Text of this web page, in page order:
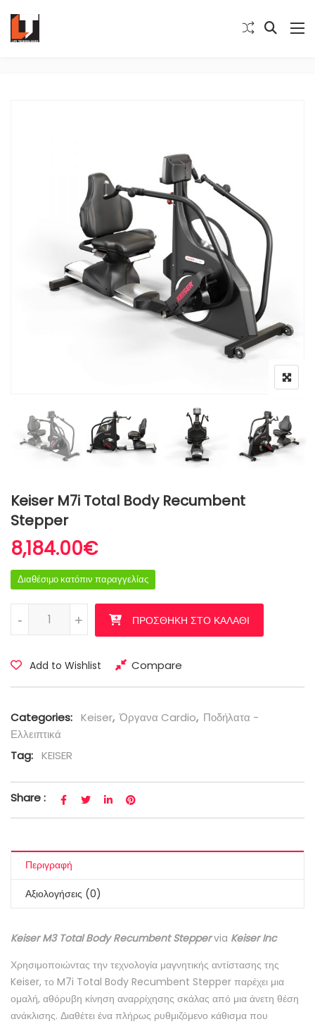
Keiser M7i Total Body Recumbent
Stepper
8,184.00€
Διαθέσιμο κατόπιν παραγγελίας
Keiser M7i Total Body Recumbent Stepper ποσότητα
+
- ΠΡΟΣΘΉΚΗ ΣΤΟ ΚΑΛΆΘΙ
Add to Wishlist Compare
Categories: Keiser, Όργανα Cardio, Ποδήλατα -
Ελλειπτικά
Tag: KEISER
Share :
Περιγραφή
Αξιολογήσεις (0)
Keiser M3 Total Body Recumbent Steppervia Keiser Inc
Χρησιμοποιώντας την τεχνολογία μαγνητικής αντίστασης της
Keiser, το M7i Total Body Recumbent Stepper παρέχει μια
ομαλή, αθόρυβη κίνηση αναρρίχησης σκάλας από μια άνετη θέση
ανάκλισης. Διαθέτει ένα πλήρως ρυθμιζόμενο κάθισμα που